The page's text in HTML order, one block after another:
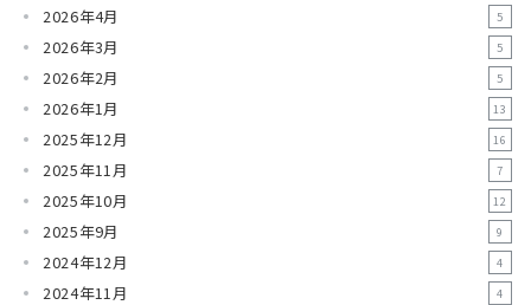
2026年4月 5
2026年3月 5
2026年2月 5
2026年1月 13
2025年12月 16
2025年11月 7
2025年10月 12
2025年9月 9
2024年12月 4
2024年11月 4